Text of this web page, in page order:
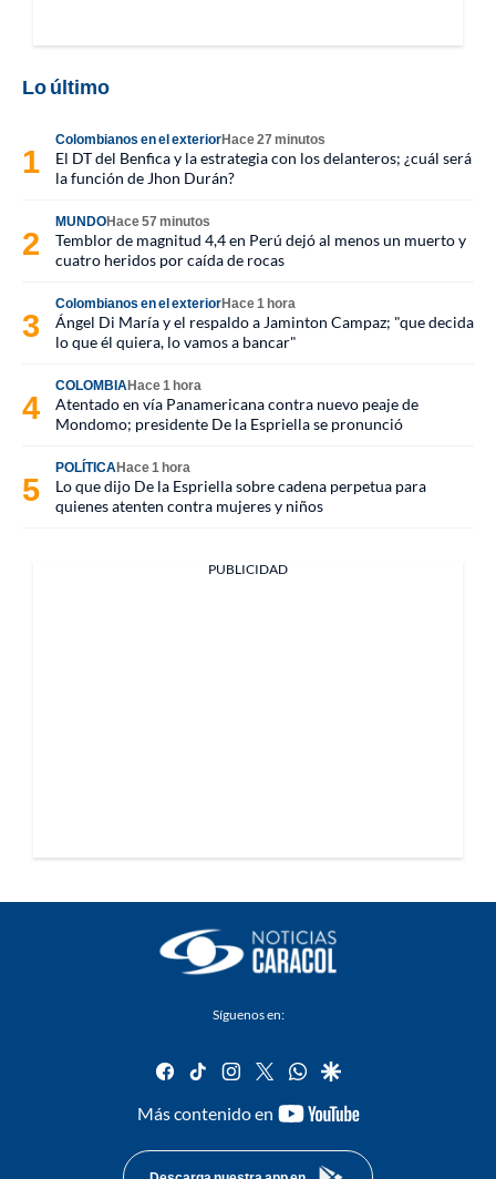
Lo último
Colombianos en el exteriorHace 27 minutos
El DT del Benfica y la estrategia con los delanteros; ¿cuál será
la función de Jhon Durán?
MUNDOHace 57 minutos
Temblor de magnitud 4,4 en Perú dejó al menos un muerto y
cuatro heridos por caída de rocas
Colombianos en el exteriorHace 1 hora
Ángel Di María y el respaldo a Jaminton Campaz; "que decida
lo que él quiera, lo vamos a bancar"
COLOMBIAHace 1 hora
Atentado en vía Panamericana contra nuevo peaje de
Mondomo; presidente De la Espriella se pronunció
POLÍTICAHace 1 hora
Lo que dijo De la Espriella sobre cadena perpetua para
quienes atenten contra mujeres y niños
PUBLICIDAD
Síguenos en:
facebook
tiktok instagram
twitterwhatsapp
google
Más contenido en
youtube-